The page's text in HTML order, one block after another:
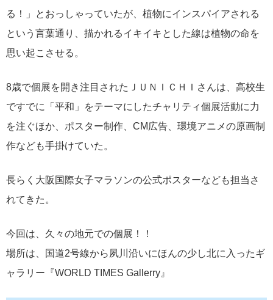
る！」とおっしゃっていたが、植物にインスパイアされる
という言葉通り、描かれるイキイキとした線は植物の命を
思い起こさせる。
8歳で個展を開き注目されたＪＵＮＩＣＨＩさんは、高校生
ですでに「平和」をテーマにしたチャリティ個展活動に力
を注ぐほか、ポスター制作、CM広告、環境アニメの原画制
作なども手掛けていた。
長らく大阪国際女子マラソンの公式ポスターなども担当さ
れてきた。
今回は、久々の地元での個展！！
場所は、国道2号線から夙川沿いにほんの少し北に入ったギ
ャラリー『WORLD TIMES Gallerry』